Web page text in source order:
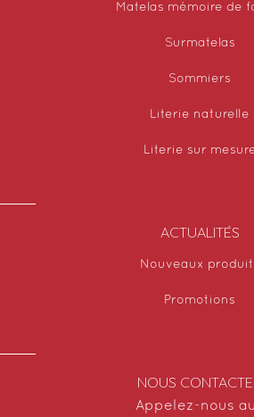
Matelas mémoire de
Surmatelas
Sommiers
Literie naturelle
Literie sur
ACTUALITÉS
Nouveaux
Promotions
NOUS
Appelez-nous